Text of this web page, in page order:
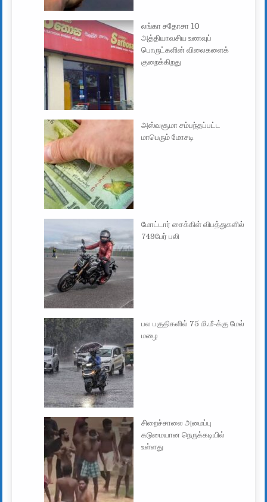
லங்கா சதோசா 10
அத்தியாவசிய உணவுப்
பொருட்களின் விலைகளைக்
குறைக்கிறது
அஸ்வசூமா சம்பந்தப்பட்ட
மாபெரும் மோசடி
மோட்டார் சைக்கிள் விபத்துகளில்
749பேர் பலி
பல பகுதிகளில் 75 மி.மீ-க்கு மேல்
மழை
சிறைச்சாலை அமைப்பு
கடுமையான நெருக்கடியில்
உள்ளது